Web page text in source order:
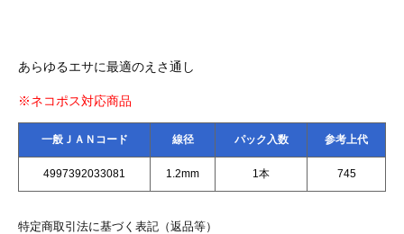
あらゆるエサに最適のえさ通し
※ネコポス対応商品
一般ＪＡＮコード 線径 パック入数 参考上代
4997392033081 1.2mm 1本 745
特定商取引法に基づく表記（返品等）